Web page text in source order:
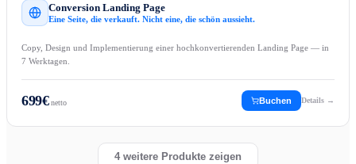
Conversion Landing Page
Eine Seite, die verkauft. Nicht eine, die schön aussieht.
Copy, Design und Implementierung einer hochkonvertierenden Landing Page — in
7 Werktagen.
699€netto Buchen Details →
4 weitere Produkte zeigen